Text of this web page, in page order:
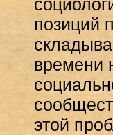
позиций
времени
этой